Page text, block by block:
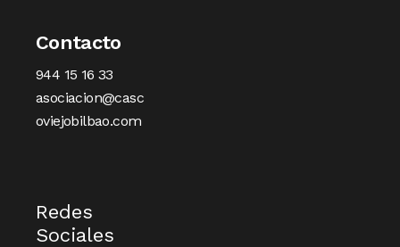
Contacto
944 15 16 33
asociacion@casc
oviejobilbao.com
Redes
Sociales